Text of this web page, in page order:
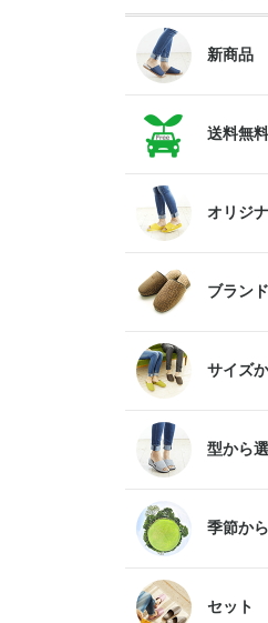
新商品
送料無料
オリジ
ブラン
サイズ
型から
季節か
セット